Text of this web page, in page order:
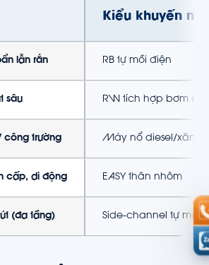
Kiểu khuyến
lẫn rắn RB tự mồi điện
sâu RW tích hợp bơm
công trường Máy nổ diesel/xăng
cấp, di động EASY thân nhôm
(đa tầng) Side-channel tự mồi